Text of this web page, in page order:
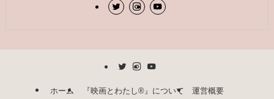
ホーム 『映画とわたし®︎』について 運営概要